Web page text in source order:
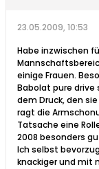
23.05.2009, 10:53
Habe inzwischen
einige Frauen.
Babolat pure drive
dem Druck, den
ragt die
Tatsache eine
2008 besonders
Ich selbst
knackiger und mit